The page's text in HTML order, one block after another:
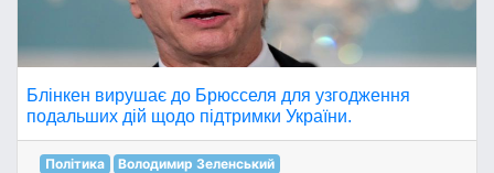
Блінкен вирушає до Брюсселя для узгодження
подальших дій щодо підтримки України.
Політика
Володимир Зеленський